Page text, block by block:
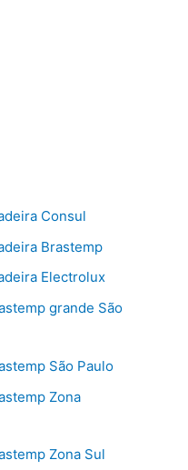
Consul
Brastemp
Electrolux
grande São
São Paulo
Zona
Zona Sul